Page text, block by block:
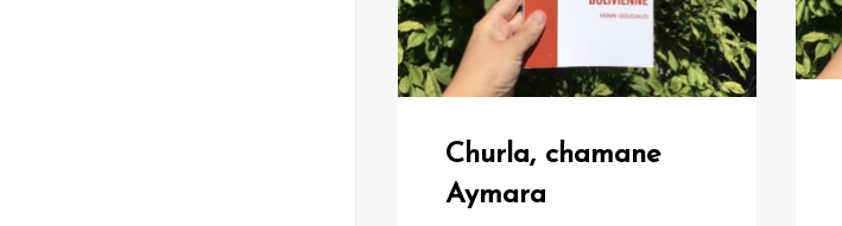
Churla, chamane
Aymara